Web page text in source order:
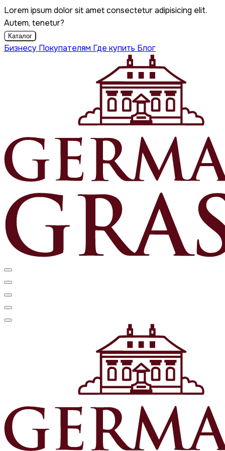
Lorem ipsum dolor sit amet consectetur adipisicing elit.
Autem, tenetur?
Каталог
Бизнесу Покупателям Где купить Блог